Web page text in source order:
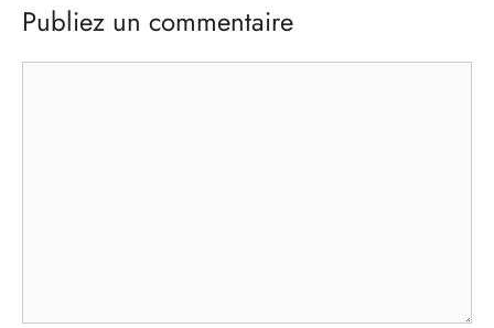
Publiez un commentaire